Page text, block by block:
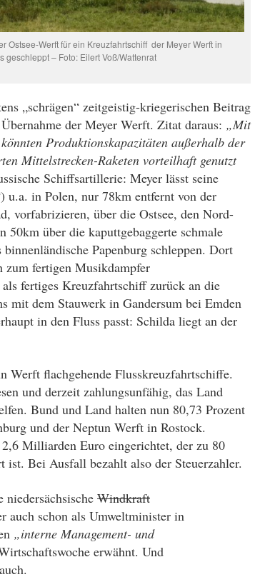
Ostsee-Werft für ein Kreuzfahrtschiff der Meyer Werft in
geschleppt – Foto: Eilert Voß/Wattenrat
„schrägen“ zeitgeistig-kriegerischen Beitrag
der Meyer Werft. Zitat daraus: „Mit
Produktionskapazitäten außerhalb der
Mittelstrecken-Raketen vorteilhaft genutzt
Schiffsartillerie: Meyer lässt seine
u.a. in Polen, nur 78km entfernt von der
vorfabrizieren, über die Ostsee, den Nord-
50km über die kaputtgebaggerte schmale
binnenländische Papenburg schleppen. Dort
zum fertigen Musikdampfer
fertiges Kreuzfahrtschiff zurück an die
mit dem Stauwerk in Gandersum bei Emden
in den Fluss passt: Schilda liegt an der
Werft flachgehende Flusskreuzfahrtschiffe.
und derzeit zahlungsunfähig, das Land
Bund und Land halten nun 80,73 Prozent
und der Neptun Werft in Rostock.
Milliarden Euro eingerichtet, der zu 80
ist. Bei Ausfall bezahlt also der Steuerzahler.
Windkraft
auch schon als Umweltminister in
„interne Management- und
erwähnt. Und